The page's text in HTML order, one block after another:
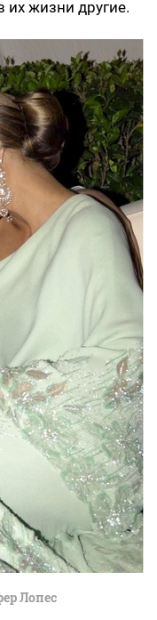
их жизни другие.
Лопес